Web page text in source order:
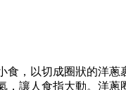
食，以切成圈狀的洋
，讓人食指大動。洋